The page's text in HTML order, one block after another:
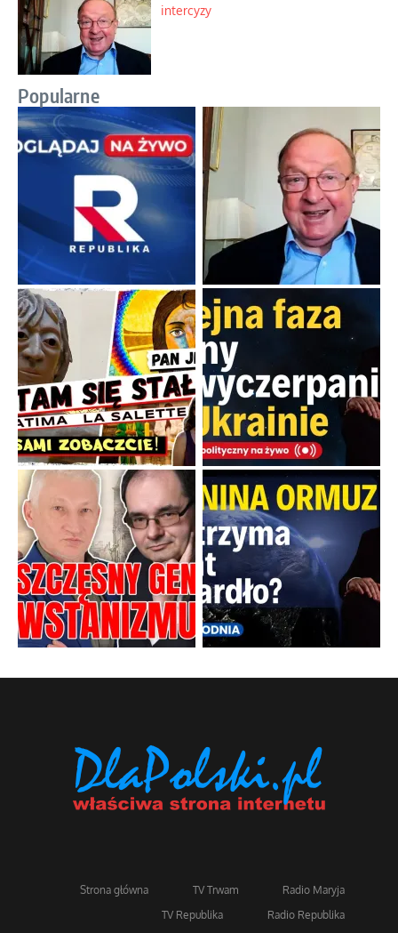
intercyzy
Popularne
Strona główna TV Trwam
Radio Maryja
TV Republika
Radio Republika